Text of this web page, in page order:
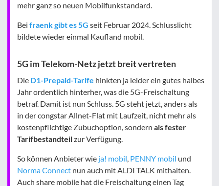
mehr ganz so neuen Mobilfunkstandard.
Bei fraenk gibt es 5G seit Februar 2024. Schlusslicht
bildete wieder einmal Kaufland mobil.
5G im Telekom-Netz jetzt breit vertreten
Die D1-Prepaid-Tarife hinkten ja leider ein gutes halbes
Jahr ordentlich hinterher, was die 5G-Freischaltung
betraf. Damit ist nun Schluss. 5G steht jetzt, anders als
in der congstar Allnet-Flat mit Laufzeit, nicht mehr als
kostenpflichtige Zubuchoption, sondern als fester
Tarifbestandteilzur Verfügung.
So können Anbieter wie ja! mobil, PENNY mobil und
Norma Connect nun auch mit ALDI TALK mithalten.
Auch share mobile hat die Freischaltung einen Tag